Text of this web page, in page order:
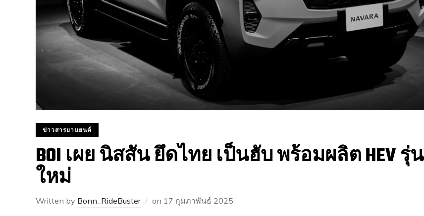
ข่าวสารยานยนต์
BOI เผย นิสสัน ยึดไทย เป็นฮับ พร้อมผลิต HEV รุ่น
ใหม่
Written by Bonn_RideBuster on 17 กุมภาพันธ์ 2025